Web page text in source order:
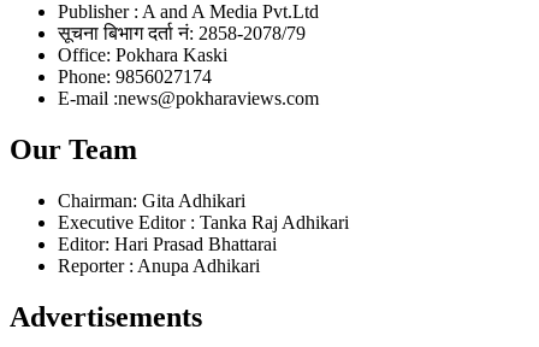
Publisher : A and A Media Pvt.Ltd
सूचना बिभाग दर्ता नं: 2858-2078/79
Office: Pokhara Kaski
Phone: 9856027174
E-mail :news@pokharaviews.com
Our Team
Chairman: Gita Adhikari
Executive Editor : Tanka Raj Adhikari
Editor: Hari Prasad Bhattarai
Reporter : Anupa Adhikari
Advertisements